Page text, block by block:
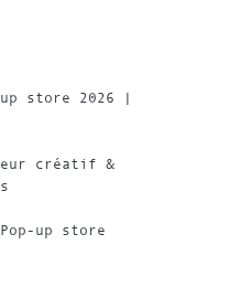
store 2026 |
créatif &
up store